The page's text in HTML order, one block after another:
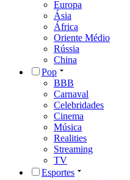
Europa
Ásia
África
Oriente Médio
Rússia
China
Pop
BBB
Carnaval
Celebridades
Cinema
Música
Realities
Streaming
TV
Esportes